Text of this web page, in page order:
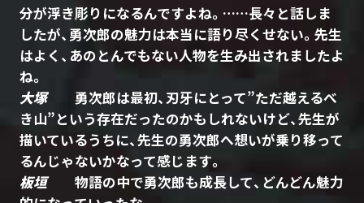
分が浮き彫りになるんですよね。……長々と話しま
したが、勇次郎の魅力は本当に語り尽くせない。先生
はよく、あのとんでもない人物を生み出されましたよ
ね。
大塚勇次郎は最初、刃牙にとって”ただ越えるべ
き山”という存在だったのかもしれないけど、先生が
描いているうちに、先生の勇次郎へ想いが乗り移って
るんじゃないかなって感じます。
板垣物語の中で勇次郎も成長して、どんどん魅力